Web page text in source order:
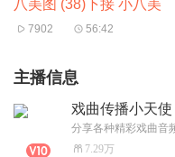
八美图 (38)下接 小八美
7902 56:42
主播信息
戏曲传播小天使
7.29万